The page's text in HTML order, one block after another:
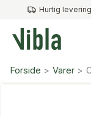
indholdet
Hurtig levering
Forside Varer